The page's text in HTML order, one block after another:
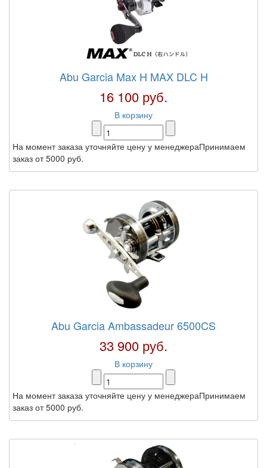
Abu Garcia Max H MAX DLC H
16 100 руб.
В корзину
На момент заказа уточняйте цену у менеджераПринимаем
заказ от 5000 руб.
Abu Garcia Ambassadeur 6500CS
33 900 руб.
В корзину
На момент заказа уточняйте цену у менеджераПринимаем
заказ от 5000 руб.